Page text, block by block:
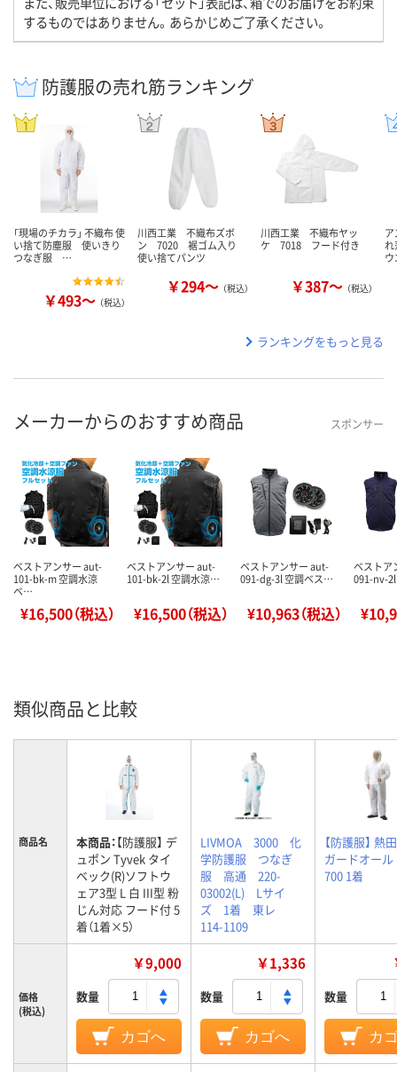
するものではありません。あらかじめご了承ください。
防護服の売れ筋ランキング
「現場のチカラ」 不織布 使
い捨て防塵服 使いきり
つなぎ服 …
￥493～ （税込）
川西工業 不織布ズボ
ン 7020 裾ゴム入り
使い捨てパンツ
￥294～ （税込）
川西工業 不織布ヤッ
ケ 7018 フード付き
￥387～ （税込）
れ
ランキングをもっと見る
メーカーからのおすすめ商品 スポンサー
ベストアンサー aut-
101-bk-m 空調水涼
ベ…
¥16,500（税込）
ベストアンサー aut-
101-bk-2l 空調水涼…
¥16,500（税込）
ベストアンサー aut-
091-dg-3l 空調ベス…
¥10,963（税込）
ベストア
091-nv-
類似商品と比較
商品名 本商品：【防護服】 デ
ュポン Tyvek タイ
ベック(R)ソフトウ
ェア3型 L 白 III型 粉
じん対応 フード付 5
着（1着×5）
LIVMOA 3000 化
学防護服 つなぎ
服 高通 220-
03002(L) Lサイ
ズ 1着 東レ
114-1109
【防護服】 熱
ガードオール
700 1着
価格
(税込)
￥9,000
数量
カゴへ
￥1,336
数量
カゴへ
数量
カ